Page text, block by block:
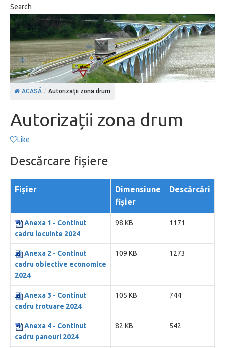
Search
ACASĂ / Autorizații zona drum
Autorizații zona drum
Like
Descărcare fișiere
Fișier
Dimensiune
fișier
Descărcări
Anexa 1 - Continut
cadru locuinte 2024
98 KB 1171
Anexa 2 - Continut
cadru obiective economice
2024
109 KB 1273
Anexa 3 - Continut
cadru trotuare 2024
105 KB 744
Anexa 4 - Continut
cadru panouri 2024
82 KB 542